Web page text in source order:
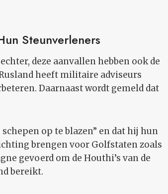
Steunverleners
deze aanvallen hebben ook de
heeft militaire adviseurs
Daarnaast wordt gemeld dat
op te blazen” en dat hij hun
brengen voor Golfstaten zoals
gevoerd om de Houthi’s van de
bereikt.